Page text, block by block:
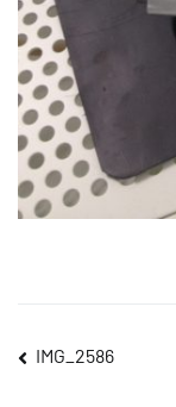
IMG_2586